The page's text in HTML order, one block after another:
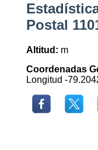
Postal
Altitud: m
Coordenadas
Longitud -